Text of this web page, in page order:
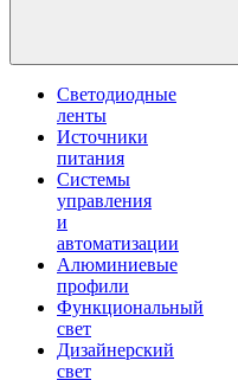
Светодиодные
ленты
Источники
питания
Системы
управления
и
автоматизации
Алюминиевые
профили
Функциональный
свет
Дизайнерский
свет